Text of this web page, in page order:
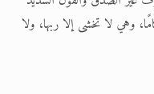
وهي لا تخشى إلا ربها، ولا